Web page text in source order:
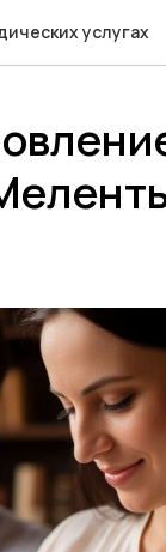
услугах